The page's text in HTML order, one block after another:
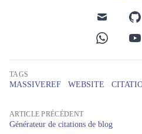
mail
whatsapp
TAGS
MASSIVEREF WEBSITE
ARTICLE PRÉCÉDENT
Générateur de citations de blog